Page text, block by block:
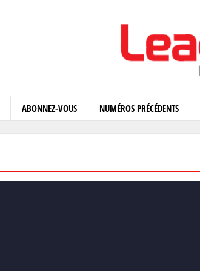
ABONNEZ-VOUS NUMÉROS PRÉCÉDENTS